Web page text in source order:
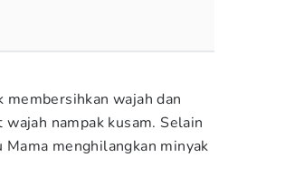
membersihkan wajah dan
nampak kusam. Selain
menghilangkan minyak